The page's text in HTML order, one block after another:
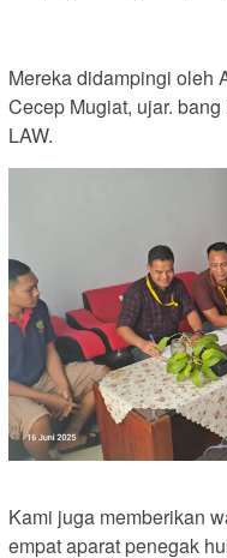
Mereka didampingi oleh
Cecep Mugiat, ujar.
LAW.
Kami juga memberikan
empat aparat penegak